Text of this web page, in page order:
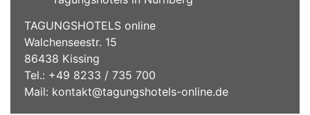
TAGUNGSHOTELS online
Walchenseestr. 15
86438 Kissing
Tel.: +49 8233 / 735 700
Mail: kontakt@tagungshotels-online.de